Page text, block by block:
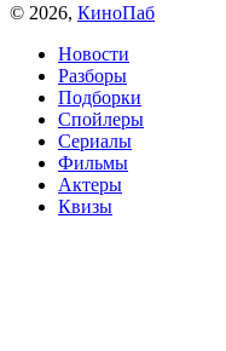
© 2026, КиноПаб
Новости
Разборы
Подборки
Спойлеры
Сериалы
Фильмы
Актеры
Квизы